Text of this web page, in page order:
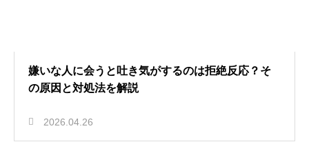
嫌いな人に会うと吐き気がするのは拒絶反応？そ
の原因と対処法を解説
2026.04.26